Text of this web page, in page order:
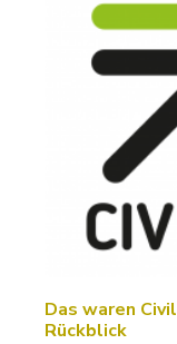
Das waren
Rückblick